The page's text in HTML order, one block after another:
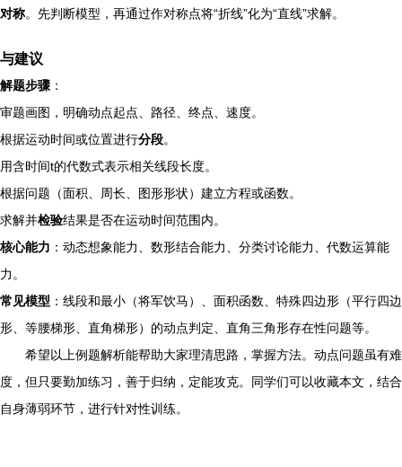
对称。先判断模型，再通过作对称点将“折线”化为“直线”求解。
与建议
解题步骤 ：
审题画图，明确动点起点、路径、终点、速度。
根据运动时间或位置进行分段。
用含时间t的代数式表示相关线段长度。
根据问题（面积、周长、图形形状）建立方程或函数。
求解并检验结果是否在运动时间范围内。
核心能力 ：动态想象能力、数形结合能力、分类讨论能力、代数运算能
力。
常见模型 ：线段和最小（将军饮马）、面积函数、特殊四边形（平行四边
形、等腰梯形、直角梯形）的动点判定、直角三角形存在性问题等。
希望以上例题解析能帮助大家理清思路，掌握方法。动点问题虽有难
度，但只要勤加练习，善于归纳，定能攻克。同学们可以收藏本文，结合
自身薄弱环节，进行针对性训练。